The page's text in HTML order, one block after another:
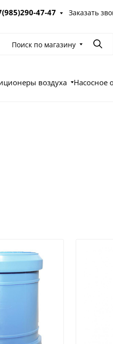
47-47 Заказать
Поиск по магазину
воздуха Насосное